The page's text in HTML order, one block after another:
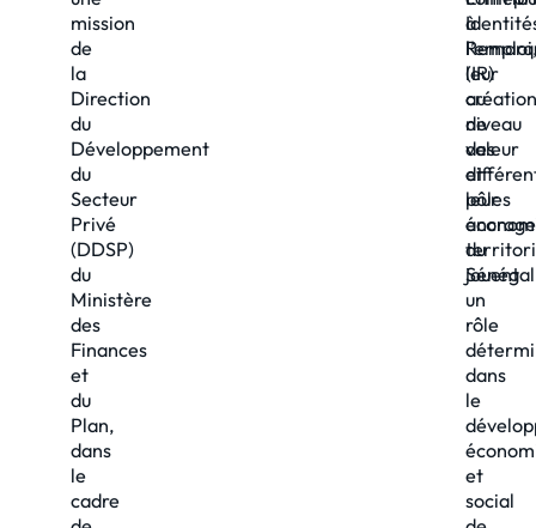
mission
de
la
Direction
du
Développement
du
Secteur
Privé
(DDSP)
du
Ministère
des
Finances
et
du
Plan,
dans
le
cadre
(IR)
au
niveau
des
pôles
du
à
l’emploi,
leur
création
de
valeur
et
leur
ancrage
jouent
un
rôle
dans
le
et
social